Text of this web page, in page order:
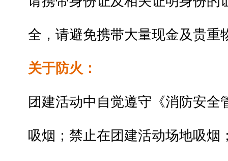
全，请避免携带大量现金及贵重
关于防火：
团建活动中自觉遵守《消防安全
吸烟；禁止在团建活动场地吸烟